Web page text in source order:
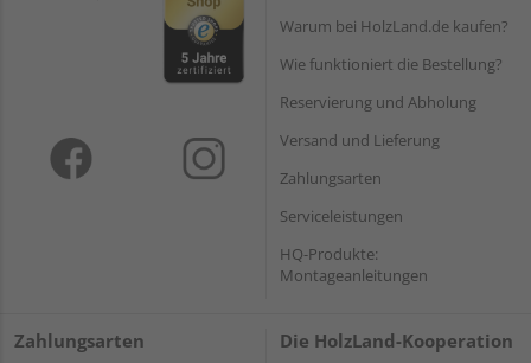
Warum bei HolzLand.de kaufen?
Wie funktioniert die Bestellung?
Reservierung und Abholung
Versand und Lieferung
Zahlungsarten
Serviceleistungen
HQ-Produkte:
Montageanleitungen
Zahlungsarten Die HolzLand-Kooperation